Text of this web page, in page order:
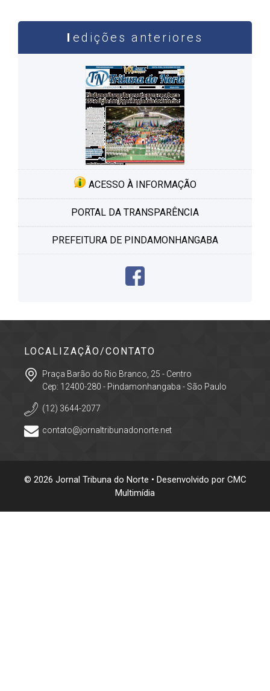
edições anteriores
ACESSO À INFORMAÇÃO
PORTAL DA TRANSPARÊNCIA
PREFEITURA DE PINDAMONHANGABA
LOCALIZAÇÃO/CONTATO
Praça Barão do Rio Branco, 25 - Centro
Cep: 12400-280 - Pindamonhangaba - São Paulo
(12) 3644-2077
contato@jornaltribunadonorte.net
© 2026 Jornal Tribuna do Norte • Desenvolvido por CMC
Multimídia